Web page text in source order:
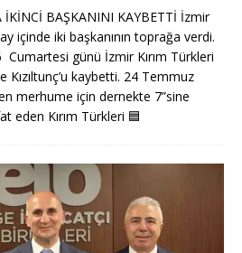
İKİNCİ BAŞKANINI KAYBETTİ İzmir
içinde iki başkanının toprağa verdi.
günü İzmir Kırım Türkleri
Kızıltunç’u kaybetti. 24 Temmuz
merhume için dernekte 7”sine
eden Kırım Türkleri 🟦